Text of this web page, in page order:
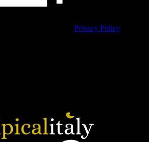
conformemente allaPrivacy Policy